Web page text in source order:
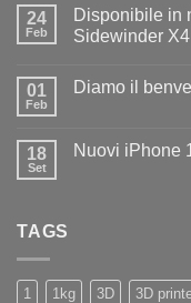
Diamo
il
benvenuto
24
Feb
Disponibile in
Sidewinder
su
la
nuovissima
01
Feb
Diamo il
Diamo
18
Set
Nuovi iPhone
TAGS
1 1kg 3D 3D